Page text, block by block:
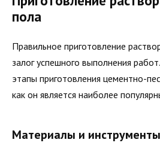
пола
Правильное приготовление
залог успешного выполнения
этапы приготовления цементно-
как он является наиболее
Материалы и инструменты